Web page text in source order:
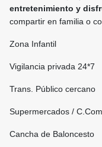
entretenimiento y
compartir en familia o
Zona Infantil
Vigilancia privada 24*7
Trans. Público cercano
Supermercados /
Cancha de Baloncesto